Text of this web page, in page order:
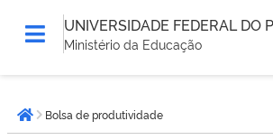
UNIVERSIDADE FEDERAL DO
Ministério da Educação
está
aqui:Página inicial
Bolsa de produtividade